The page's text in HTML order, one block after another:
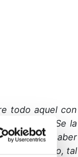
todo aquel con
miedo. Se la
infelices y haber
a Tu Hijo, tal